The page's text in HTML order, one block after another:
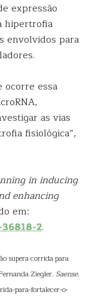
expressão
hipertrofia
envolvidos para
ocorre essa
as vias
fisiológica”,
in inducing
enhancing
em:
2.
supera corrida para
Ziegler. Saense.
para-fortalecer-o-